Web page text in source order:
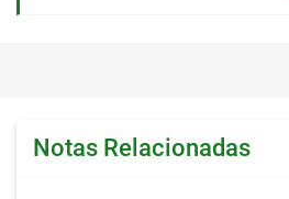
Notas Relacionadas